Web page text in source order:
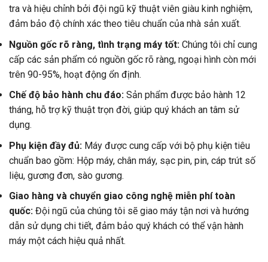
tra và hiệu chỉnh bởi đội ngũ kỹ thuật viên giàu kinh nghiệm,
đảm bảo độ chính xác theo tiêu chuẩn của nhà sản xuất.
Nguồn gốc rõ ràng, tình trạng máy tốt: Chúng tôi chỉ cung
cấp các sản phẩm có nguồn gốc rõ ràng, ngoại hình còn mới
trên 90-95%, hoạt động ổn định.
Chế độ bảo hành chu đáo: Sản phẩm được bảo hành 12
tháng, hỗ trợ kỹ thuật trọn đời, giúp quý khách an tâm sử
dụng.
Phụ kiện đầy đủ: Máy được cung cấp với bộ phụ kiện tiêu
chuẩn bao gồm: Hộp máy, chân máy, sạc pin, pin, cáp trút số
liệu, gương đơn, sào gương.
Giao hàng và chuyển giao công nghệ miễn phí toàn
quốc: Đội ngũ của chúng tôi sẽ giao máy tận nơi và hướng
dẫn sử dụng chi tiết, đảm bảo quý khách có thể vận hành
máy một cách hiệu quả nhất.